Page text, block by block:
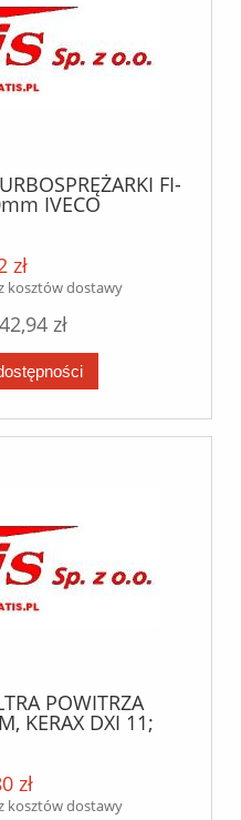
FI-
IVECO
zł
kosztów dostawy
42,94 zł
POWITRZA
KERAX DXI 11;
zł
kosztów dostawy